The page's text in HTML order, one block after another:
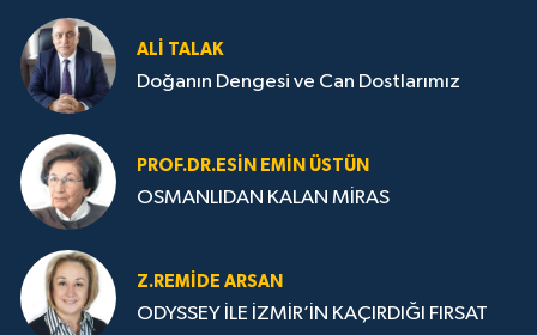
ALI TALAK
Doğanın Dengesi ve Can Dostlarımız
PROF.DR.ESIN EMIN ÜSTÜN
OSMANLIDAN KALAN MİRAS
Z.REMIDE ARSAN
ODYSSEY İLE İZMİR’İN KAÇIRDIĞI FIRSAT